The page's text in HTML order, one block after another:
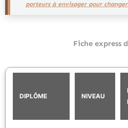
porteurs à envisager pour
Fiche express
DIPLÔME NIVEAU